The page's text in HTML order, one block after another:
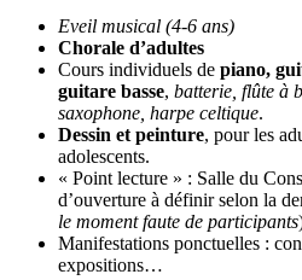
Eveil musical (4-6 ans)
Chorale d’adultes
Cours individuels de piano,
guitare basse, batterie, flûte à
saxophone, harpe celtique.
Dessin et peinture, pour les
adolescents.
« Point lecture » : Salle du
d’ouverture à définir selon la
le moment faute de participants
Manifestations ponctuelles :
expositions…